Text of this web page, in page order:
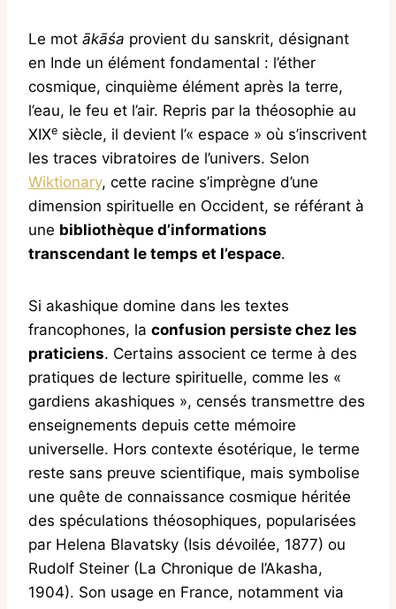
Le mot ākāśa provient du sanskrit, désignant
en Inde un élément fondamental : l’éther
cosmique, cinquième élément après la terre,
l’eau, le feu et l’air. Repris par la théosophie au
XIXe siècle, il devient l’« espace » où s’inscrivent
les traces vibratoires de l’univers. Selon
Wiktionary, cette racine s’imprègne d’une
dimension spirituelle en Occident, se référant à
une bibliothèque d’informations
transcendant le temps et l’espace.
Si akashique domine dans les textes
francophones, la confusion persiste chez les
praticiens. Certains associent ce terme à des
pratiques de lecture spirituelle, comme les «
gardiens akashiques », censés transmettre des
enseignements depuis cette mémoire
universelle. Hors contexte ésotérique, le terme
reste sans preuve scientifique, mais symbolise
une quête de connaissance cosmique héritée
des spéculations théosophiques, popularisées
par Helena Blavatsky (Isis dévoilée, 1877) ou
Rudolf Steiner (La Chronique de l’Akasha,
1904). Son usage en France, notamment via